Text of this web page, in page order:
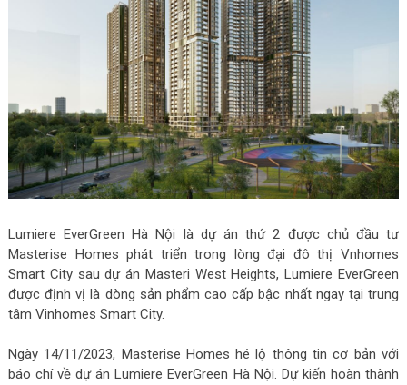
Lumiere EverGreen Hà Nội là dự án thứ 2 được chủ đầu tư
Masterise Homes phát triển trong lòng đại đô thị Vnhomes
Smart City sau dự án Masteri West Heights, Lumiere EverGreen
được định vị là dòng sản phẩm cao cấp bậc nhất ngay tại trung
tâm Vinhomes Smart City.
Ngày 14/11/2023, Masterise Homes hé lộ thông tin cơ bản với
báo chí về dự án Lumiere EverGreen Hà Nội. Dự kiến hoàn thành